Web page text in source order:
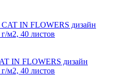
IN FLOWERS дизайн
м2, 40 листов